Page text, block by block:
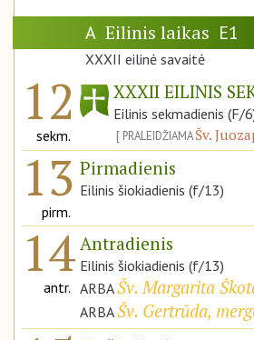
A Eilinis laikas E1
XXXII eilinė savaitė
12
sekm.
XXXII EILINIS
Eilinis sekmadienis (F/
PRALEIDŽIAMAŠv.
13
pirm.
Pirmadienis
Eilinis šiokiadienis (f/13)
14
antr.
Antradienis
Eilinis šiokiadienis (f/13)
ARBAŠv. Margarita
ARBAŠv. Gertrūda,